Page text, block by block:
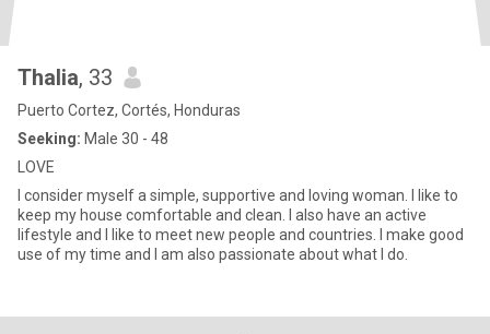
Thalia, 33
Puerto Cortez, Cortés, Honduras
Seeking: Male 30 - 48
LOVE
I consider myself a simple, supportive and loving woman. I like to
keep my house comfortable and clean. I also have an active
lifestyle and I like to meet new people and countries. I make good
use of my time and I am also passionate about what I do.